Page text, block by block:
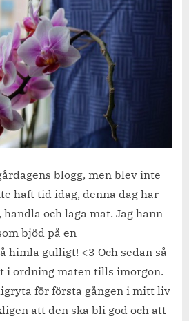
blogg, men blev inte
haft tid idag, denna dag har
och laga mat. Jag hann
bjöd på en
himla gulligt! <3 Och sedan så
i ordning maten tills imorgon.
för första gången i mitt liv
att den ska bli god och att